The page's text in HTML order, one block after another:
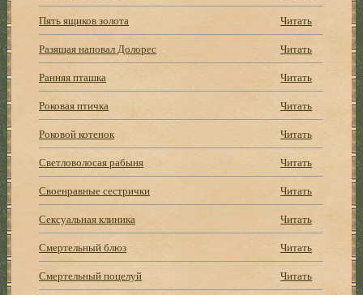
Пять ящиков золота
Читать
Разящая наповал Долорес
Читать
Ранняя пташка
Читать
Роковая птичка
Читать
Роковой котенок
Читать
Светловолосая рабыня
Читать
Своенравные сестрички
Читать
Сексуальная клиника
Читать
Смертельный блюз
Читать
Смертельный поцелуй
Читать